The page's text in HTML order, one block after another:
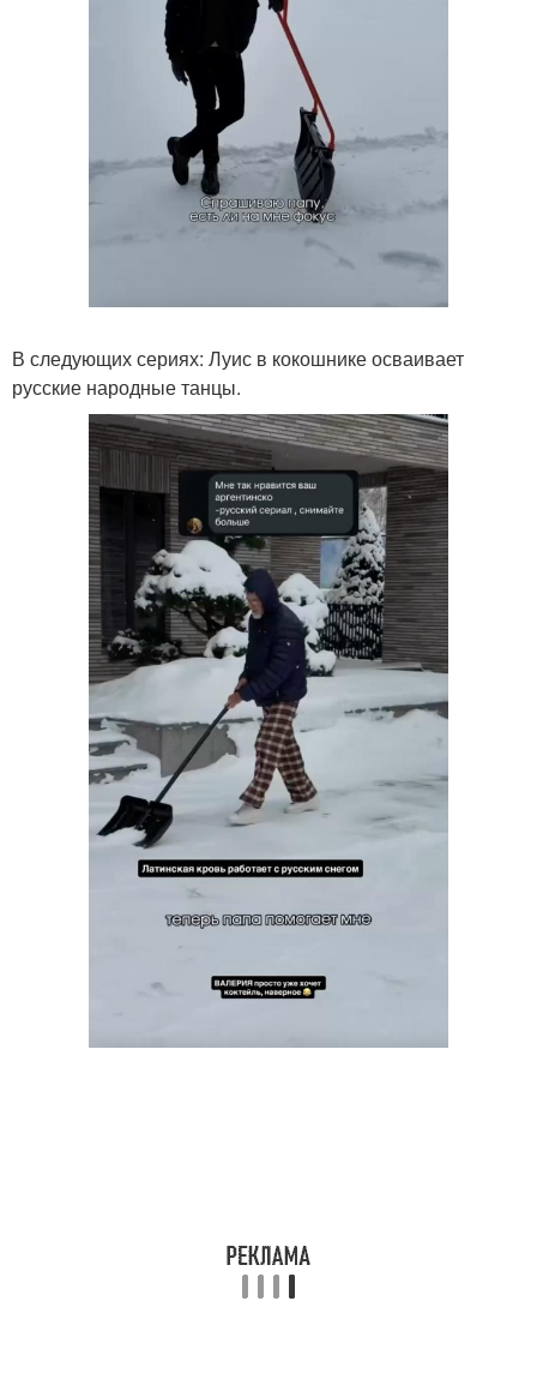
В следующих сериях: Луис в кокошнике осваивает
русские народные танцы.